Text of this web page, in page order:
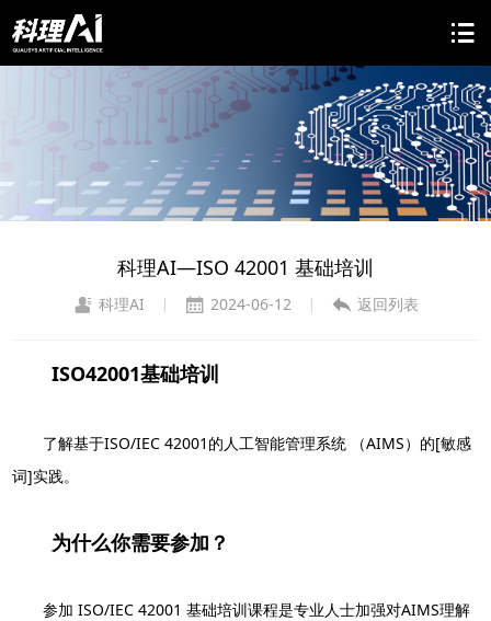
科理AI—ISO 42001 基础培训
科理AI | 2024-06-12 | 返回列表
ISO42001基础培训
了解基于ISO/IEC 42001的人工智能管理系统 （AIMS）的[敏感
词]实践。
为什么你需要参加？
参加 ISO/IEC 42001 基础培训课程是专业人士加强对AIMS理解